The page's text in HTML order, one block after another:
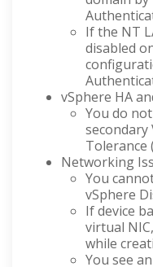
If the NT
disabled
vSphere HA
You do
secondary
Tolerance
Networking
You
vSphere
If device
virtual
while
You see